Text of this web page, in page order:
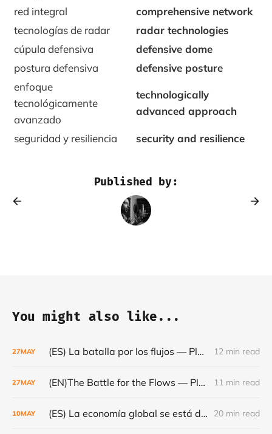
red integral
comprehensive network
tecnologías de radar
radar technologies
cúpula defensiva
defensive dome
postura defensiva
defensive posture
enfoque
tecnológicamente
avanzado
technologically
advanced approach
seguridad y resiliencia security and resilience
Published by:
You might also like...
27MAY (ES) La batalla por los flujos — Plataformas, minerales y el frágil orden mundial - Café con Leche — Episodio #24 12 min read
27MAY (EN)The Battle for the Flows — Platforms, Minerals and the Fragile World Order - Café con Leche #Episode 24 11 min read
10MAY (ES) La economía global se está dando la vuelta- Café con Leche #Episodio 23 20 min read